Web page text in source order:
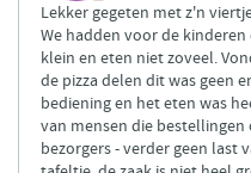
Lekker gegeten met z'n
We hadden voor de
klein en eten niet zoveel.
de pizza delen dit was geen
bediening en het eten was
van mensen die
bezorgers - verder geen last